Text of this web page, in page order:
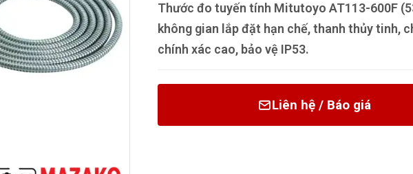
Thước đo tuyến tính Mitutoyo AT113-600F
không gian lắp đặt hạn chế, thanh thủy tinh,
chính xác cao, bảo vệ IP53.
Liên hệ / Báo giá